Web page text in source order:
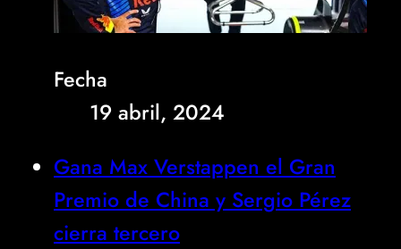
Fecha
19 abril, 2024
Gana Max Verstappen el Gran
Premio de China y Sergio Pérez
cierra tercero